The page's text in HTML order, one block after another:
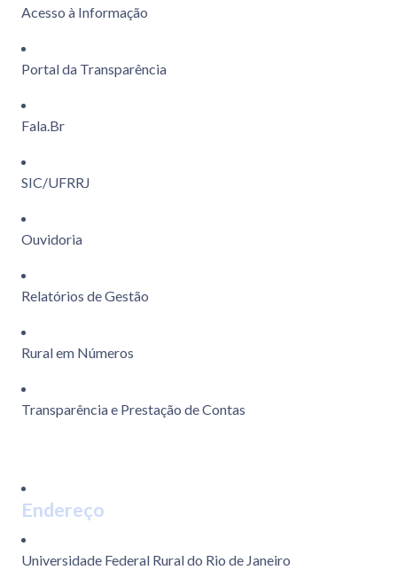
Acesso à Informação
Portal da Transparência
Fala.Br
SIC/UFRRJ
Ouvidoria
Relatórios de Gestão
Rural em Números
Transparência e Prestação de Contas
Endereço
Universidade Federal Rural do Rio de Janeiro